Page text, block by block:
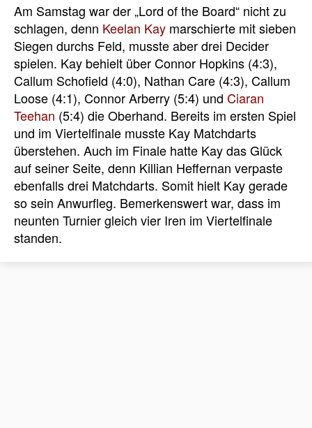
Am Samstag war der „Lord of the Board“ nicht zu
schlagen, denn Keelan Kay marschierte mit sieben
Siegen durchs Feld, musste aber drei Decider
spielen. Kay behielt über Connor Hopkins (4:3),
Callum Schofield (4:0), Nathan Care (4:3), Callum
Loose (4:1), Connor Arberry (5:4) und Ciaran
Teehan (5:4) die Oberhand. Bereits im ersten Spiel
und im Viertelfinale musste Kay Matchdarts
überstehen. Auch im Finale hatte Kay das Glück
auf seiner Seite, denn Killian Heffernan verpaste
ebenfalls drei Matchdarts. Somit hielt Kay gerade
so sein Anwurfleg. Bemerkenswert war, dass im
neunten Turnier gleich vier Iren im Viertelfinale
standen.